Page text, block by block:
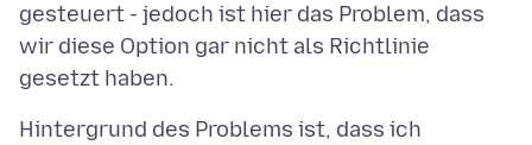
gesteuert - jedoch ist hier das Problem, dass
wir diese Option gar nicht als Richtlinie
Hintergrund des Problems ist, dass ich